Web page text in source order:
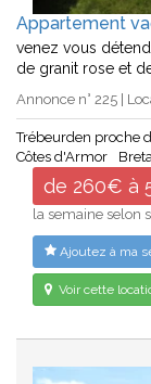
Appartement
venez vous
de granit rose et
Annonce n° 225 |
Trébeurden proche
Côtes d'Armor
de 260€ à
la semaine selon
Ajoutez à ma
Voir cette